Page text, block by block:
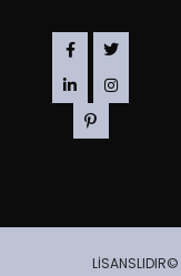
LİSANSLIDIR©